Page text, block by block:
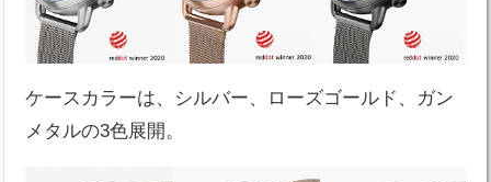
ケースカラーは、シルバー、ローズゴールド、ガン
メタルの3色展開。